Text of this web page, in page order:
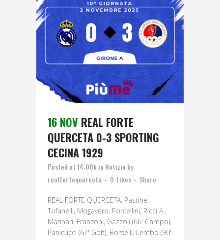
16 NOV REAL FORTE
QUERCETA 0-3 SPORTING
CECINA 1929
Posted at 14:00h in Notizie by
realfortequerceta
0 Likes Share
REAL FORTE QUERCETA: Pastine,
Tofanelli, Mogavero, Porcellini, Ricci A.,
Marinari, Franzoni, Gazzoli (66' Campo),
Panicucci (67' Goh), Borselli, Lembo (90'